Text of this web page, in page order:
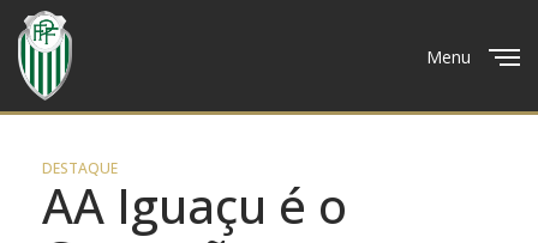
Menu
DESTAQUE
AA Iguaçu é o